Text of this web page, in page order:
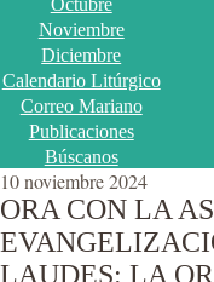
Octubre
Noviembre
Diciembre
Calendario Litúrgico
Correo Mariano
Publicaciones
Búscanos
10 noviembre 2024
ORA CON LA
LAUDES: LA